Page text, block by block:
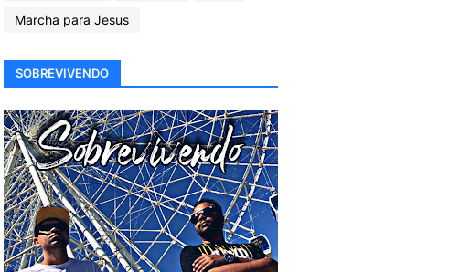
Marcha para Jesus
SOBREVIVENDO